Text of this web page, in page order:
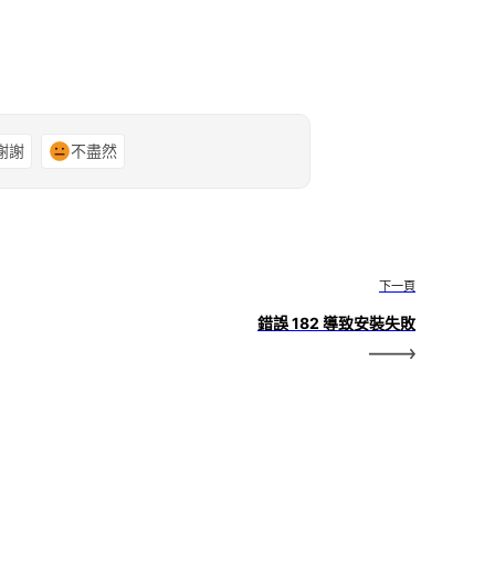
謝 不盡然
下一頁
錯誤 182 導致安裝失敗